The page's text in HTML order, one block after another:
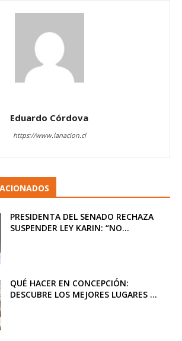
Eduardo Córdova
https://www.lanacion.cl
PRESIDENTA DEL SENADO RECHAZA
SUSPENDER LEY KARIN: “NO...
QUÉ HACER EN CONCEPCIÓN:
DESCUBRE LOS MEJORES LUGARES ...